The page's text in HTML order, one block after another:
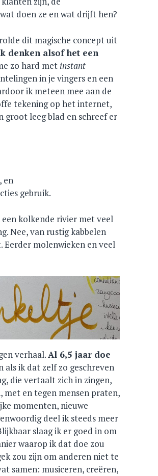
doen ze en wat drijft hen?
dit magische concept uit
denken alsof het een
zo hard met instant
in je vingers en een
ik meteen mee aan de
tekening op het internet,
groot leeg blad en schreef er
en
gebruik.
kolkende rivier met veel
Nee, van rustig kabbelen
Eerder molenwieken en veel
verhaal.Al 6,5 jaar doe
ik dat zelf zo geschreven
die vertaalt zich in zingen,
met en tegen mensen praten,
momenten, nieuwe
deel ik steeds meer
slaag ik er goed in om
waarop ik dat doe zou
zou zijn om anderen niet te
samen: musiceren, creëren,